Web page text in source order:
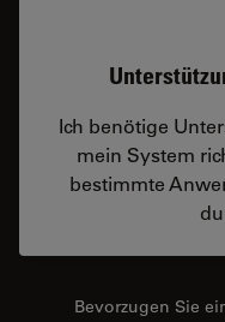
Ich benötige
mein System
bestimmte
Bevorzugen Sie